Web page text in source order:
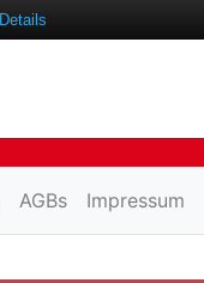
AGBs Impressum
Details